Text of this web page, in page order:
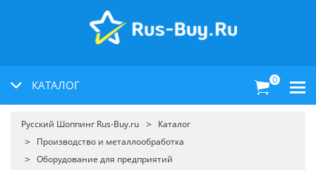
КАТАЛОГ 0
Русский Шоппинг Rus-Buy.ru
Каталог
Производство и металлообработка
Оборудование для предприятий